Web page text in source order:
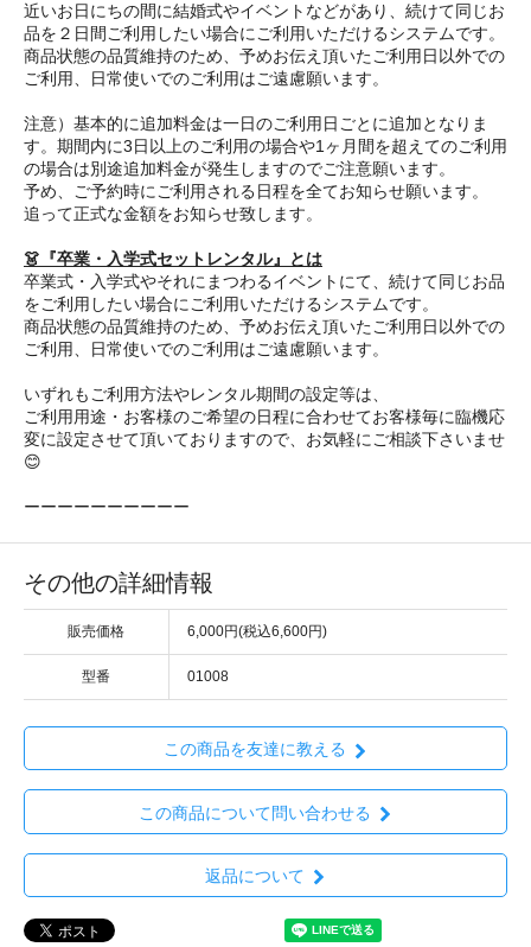
近いお日にちの間に結婚式やイベントなどがあり、続けて同じお
品を２日間ご利用したい場合にご利用いただけるシステムです。
商品状態の品質維持のため、予めお伝え頂いたご利用日以外での
ご利用、日常使いでのご利用はご遠慮願います。
注意）基本的に追加料金は一日のご利用日ごとに追加となりま
す。期間内に3日以上のご利用の場合や1ヶ月間を超えてのご利用
の場合は別途追加料金が発生しますのでご注意願います。
予め、ご予約時にご利用される日程を全てお知らせ願います。
追って正式な金額をお知らせ致します。
👗『卒業・入学式セットレンタル』とは
卒業式・入学式やそれにまつわるイベントにて、続けて同じお品
をご利用したい場合にご利用いただけるシステムです。
商品状態の品質維持のため、予めお伝え頂いたご利用日以外での
ご利用、日常使いでのご利用はご遠慮願います。
いずれもご利用方法やレンタル期間の設定等は、
ご利用用途・お客様のご希望の日程に合わせてお客様毎に臨機応
変に設定させて頂いておりますので、お気軽にご相談下さいませ
😊
ーーーーーーーーーー
その他の詳細情報
販売価格 6,000円(税込6,600円)
型番 01008
この商品を友達に教える
この商品について問い合わせる
返品について